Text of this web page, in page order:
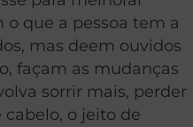
que a pessoa tem a
mas deem ouvidos
façam as mudanças
sorrir mais, perder
o jeito de